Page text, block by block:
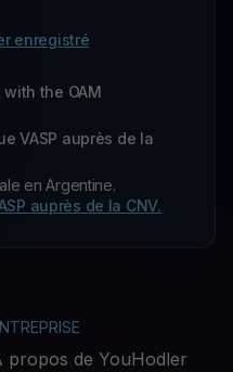
enregistré
with the OAM
VASP auprès de la
en Argentine.
auprès de la CNV.
propos de YouHodler